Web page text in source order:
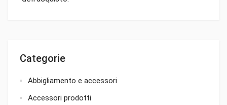
Categorie
Abbigliamento e accessori
Accessori prodotti